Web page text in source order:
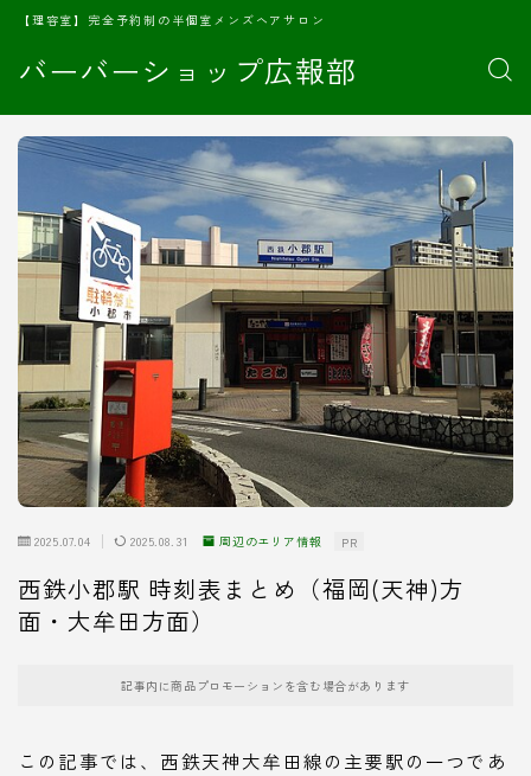
バーバーショップ広報部
【理容室】完全予約制の半個室メンズヘアサロン
2025.07.04 2025.08.31 周辺のエリア情報 PR
西鉄小郡駅 時刻表まとめ（福岡(天神)方
面・大牟田方面）
記事内に商品プロモーションを含む場合があります
この記事では、西鉄天神大牟田線の主要駅の一つであ